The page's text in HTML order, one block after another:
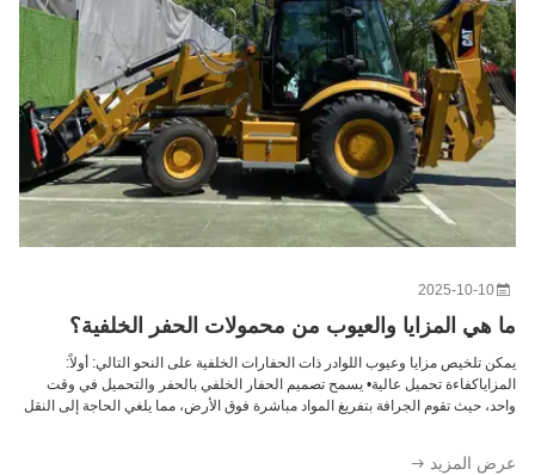
2025-10-10
هي المزايا والعيوب من محمولات الحفر الخلفية؟
تلخيص مزايا وعيوب اللوادر ذات الحفارات الخلفية على النحو التالي: أولاً:
تحميل عالية• يسمح تصميم الحفار الخلفي بالحفر والتحميل في وقت
حيث تقوم الجرافة بتفريغ المواد مباشرة فوق الأرض، مما يلغي الحاجة إلى النقل
المزيد